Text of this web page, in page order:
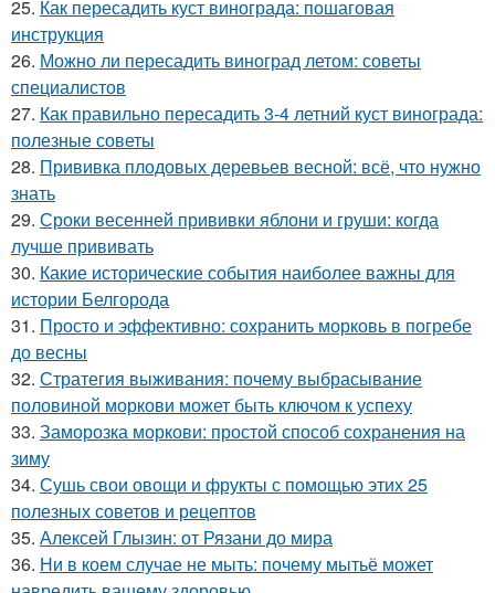
25. Как пересадить куст винограда: пошаговая
инструкция
26. Можно ли пересадить виноград летом: советы
специалистов
27. Как правильно пересадить 3-4 летний куст винограда:
полезные советы
28. Прививка плодовых деревьев весной: всё, что нужно
знать
29. Сроки весенней прививки яблони и груши: когда
лучше прививать
30. Какие исторические события наиболее важны для
истории Белгорода
31. Просто и эффективно: сохранить морковь в погребе
до весны
32. Стратегия выживания: почему выбрасывание
половиной моркови может быть ключом к успеху
33. Заморозка моркови: простой способ сохранения на
зиму
34. Сушь свои овощи и фрукты с помощью этих 25
полезных советов и рецептов
35. Алексей Глызин: от Рязани до мира
36. Ни в коем случае не мыть: почему мытьё может